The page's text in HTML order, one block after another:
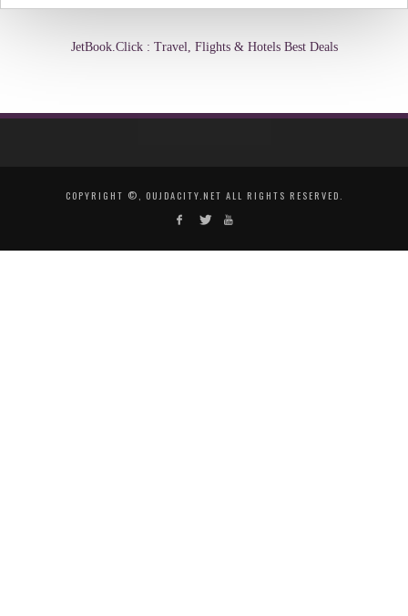
JetBook.Click : Travel, Flights & Hotels Best Deals
COPYRIGHT ©, OUJDACITY.NET ALL RIGHTS RESERVED.